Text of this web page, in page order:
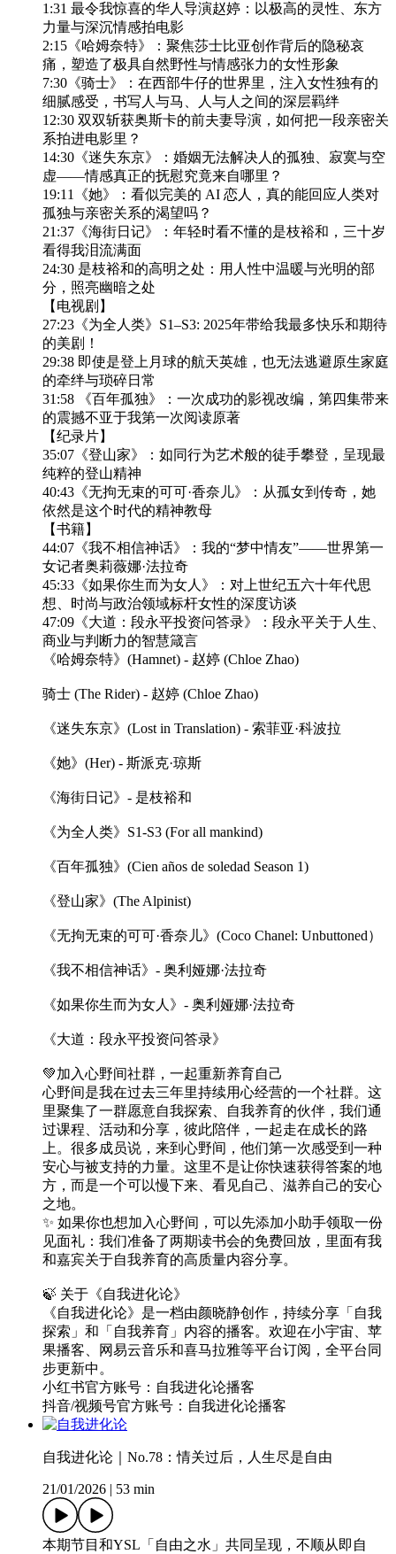
1:31 最令我惊喜的华人导演赵婷：以极高的灵性、东方
力量与深沉情感拍电影
2:15《哈姆奈特》：聚焦莎士比亚创作背后的隐秘哀
痛，塑造了极具自然野性与情感张力的女性形象
7:30《骑士》：在西部牛仔的世界里，注入女性独有的
细腻感受，书写人与马、人与人之间的深层羁绊
12:30 双双斩获奥斯卡的前夫妻导演，如何把一段亲密关
系拍进电影里？
14:30《迷失东京》：婚姻无法解决人的孤独、寂寞与空
虚——情感真正的抚慰究竟来自哪里？
19:11《她》：看似完美的 AI 恋人，真的能回应人类对
孤独与亲密关系的渴望吗？
21:37《海街日记》：年轻时看不懂的是枝裕和，三十岁
看得我泪流满面
24:30 是枝裕和的高明之处：用人性中温暖与光明的部
分，照亮幽暗之处
【电视剧】
27:23《为全人类》S1–S3: 2025年带给我最多快乐和期待
的美剧！
29:38 即使是登上月球的航天英雄，也无法逃避原生家庭
的牵绊与琐碎日常
31:58 《百年孤独》：一次成功的影视改编，第四集带来
的震撼不亚于我第一次阅读原著
【纪录片】
35:07《登山家》：如同行为艺术般的徒手攀登，呈现最
纯粹的登山精神
40:43《无拘无束的可可·香奈儿》：从孤女到传奇，她
依然是这个时代的精神教母
【书籍】
44:07《我不相信神话》：我的“梦中情友”——世界第一
女记者奥莉薇娜·法拉奇
45:33《如果你生而为女人》：对上世纪五六十年代思
想、时尚与政治领域标杆女性的深度访谈
47:09《大道：段永平投资问答录》：段永平关于人生、
商业与判断力的智慧箴言
《哈姆奈特》(Hamnet) - 赵婷 (Chloe Zhao)
骑士 (The Rider) - 赵婷 (Chloe Zhao)
《迷失东京》(Lost in Translation) - 索菲亚·科波拉
《她》(Her) - 斯派克·琼斯
《海街日记》- 是枝裕和
《为全人类》S1-S3 (For all mankind)
《百年孤独》(Cien años de soledad Season 1)
《登山家》(The Alpinist)
《无拘无束的可可·香奈儿》(Coco Chanel: Unbuttoned）
《我不相信神话》- 奥利娅娜·法拉奇
《如果你生而为女人》- 奥利娅娜·法拉奇
《大道：段永平投资问答录》
💚加入心野间社群，一起重新养育自己
心野间是我在过去三年里持续用心经营的一个社群。这
里聚集了一群愿意自我探索、自我养育的伙伴，我们通
过课程、活动和分享，彼此陪伴，一起走在成长的路
上。很多成员说，来到心野间，他们第一次感受到一种
安心与被支持的力量。这里不是让你快速获得答案的地
方，而是一个可以慢下来、看见自己、滋养自己的安心
之地。
✨ 如果你也想加入心野间，可以先添加小助手领取一份
见面礼：我们准备了两期读书会的免费回放，里面有我
和嘉宾关于自我养育的高质量内容分享。
🍃 关于《自我进化论》
《自我进化论》是一档由颜晓静创作，持续分享「自我
探索」和「自我养育」内容的播客。欢迎在小宇宙、苹
果播客、网易云音乐和喜马拉雅等平台订阅，全平台同
步更新中。
小红书官方账号：自我进化论播客
抖音/视频号官方账号：自我进化论播客
自我进化论｜No.78：情关过后，人生尽是自由
21/01/2026 53 min
本期节目和YSL「自由之水」共同呈现，不顺从即自